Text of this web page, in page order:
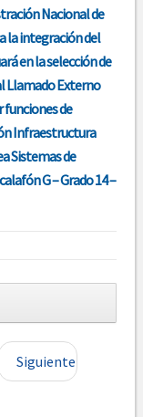
Nacional de
la integración del
en la selección de
Llamado Externo
funciones de
Infraestructura
Sistemas de
G – Grado 14 –
Siguiente